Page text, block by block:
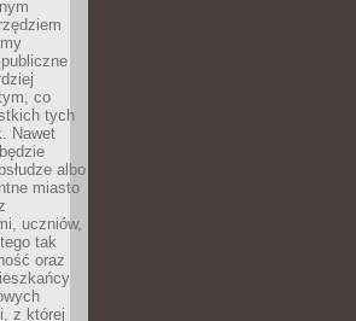
co
tych
Nawet
albo
miasto
uczniów,
tak
oraz
z której